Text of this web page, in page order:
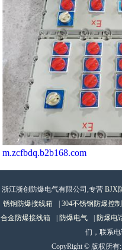
m.zcfbdq.b2b168.com
浙江浙创防爆电气有限公司,专营 BJX
锈钢防爆接线箱
304不锈钢防爆控
合金防爆接线箱
防爆电气 防爆电
们，联系电
CopyRight © 版权所有: